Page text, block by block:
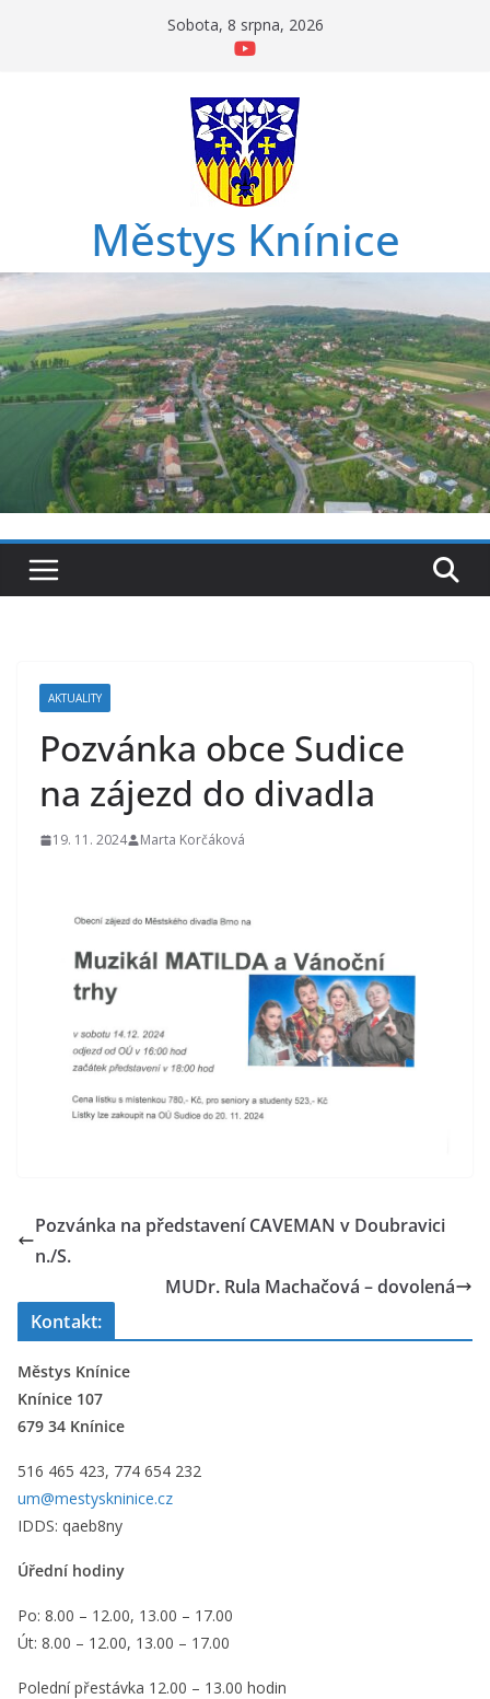
Sobota, 8 srpna, 2026
Městys Knínice
AKTUALITY
Pozvánka obce Sudice
na zájezd do divadla
19. 11. 2024 Marta Korčáková
Pozvánka na představení CAVEMAN v Doubravici
n./S.
MUDr. Rula Machačová – dovolená
Kontakt:
Městys Knínice
Knínice 107
679 34 Knínice
516 465 423, 774 654 232
um@mestyskninice.cz
IDDS: qaeb8ny
Úřední hodiny
Po: 8.00 – 12.00, 13.00 – 17.00
Út: 8.00 – 12.00, 13.00 – 17.00
Polední přestávka 12.00 – 13.00 hodin